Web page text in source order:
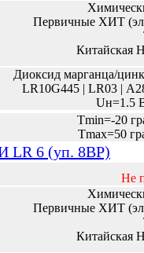
Первичные ХИТ
Китайская
Диоксид марганца/
LR10G445 | LR03 |
Uн=1.5
Tmin=-20
Tmax=50
LR 6 (уп. 8BP)
Не
Первичные ХИТ
Китайская